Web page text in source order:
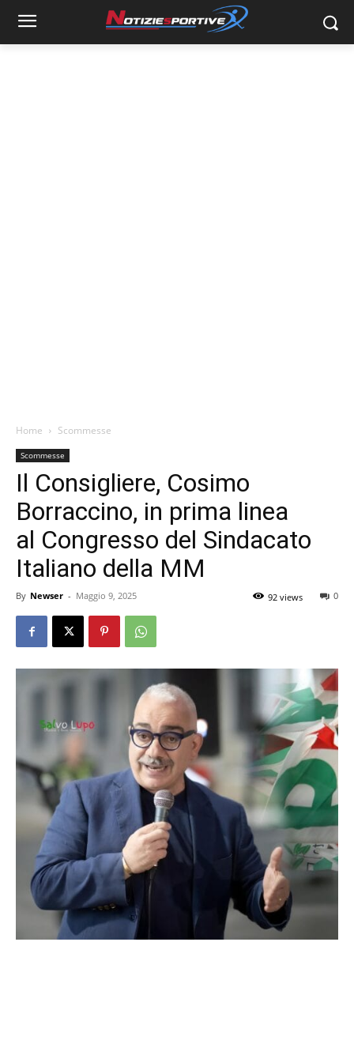
Home Scommesse
Scommesse
Il Consigliere, Cosimo
Borraccino, in prima linea
al Congresso del Sindacato
Italiano della MM
By Newser - Maggio 9, 2025 0
92 views